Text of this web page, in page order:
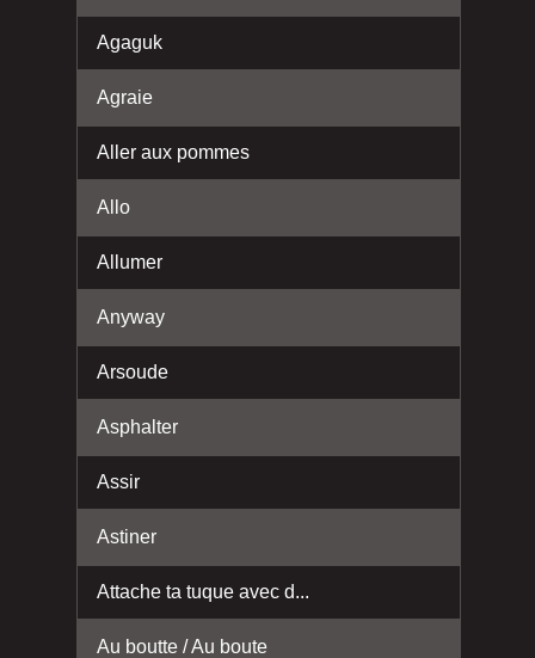
Agaguk
Agraie
Aller aux pommes
Allo
Allumer
Anyway
Arsoude
Asphalter
Assir
Astiner
Attache ta tuque avec d...
Au boutte / Au boute